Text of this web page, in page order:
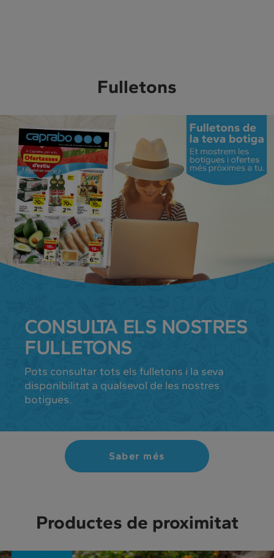
Fulletons
CONSULTA ELS NOSTRES
FULLETONS
Pots consultar tots els fulletons i la seva
disponibilitat a qualsevol de les nostres
botigues.
Saber més
Productes de proximitat